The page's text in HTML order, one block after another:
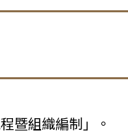
暨組織編制」。